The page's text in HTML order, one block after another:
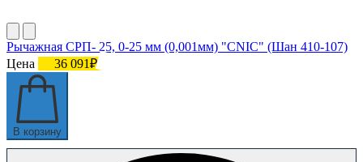
Рычажная СРП- 25, 0-25 мм (0,001мм) "CNIC" (Шан 410-107)
Цена
36 091₽
В корзину